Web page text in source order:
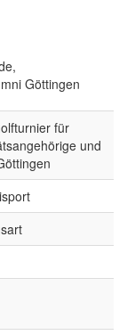
Göttingen
für
und